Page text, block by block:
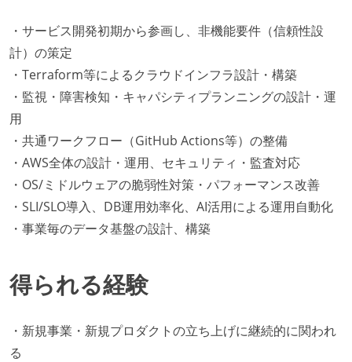
・サービス開発初期から参画し、非機能要件（信頼性設
計）の策定
・Terraform等によるクラウドインフラ設計・構築
・監視・障害検知・キャパシティプランニングの設計・運
用
・共通ワークフロー（GitHub Actions等）の整備
・AWS全体の設計・運用、セキュリティ・監査対応
・OS/ミドルウェアの脆弱性対策・パフォーマンス改善
・SLI/SLO導入、DB運用効率化、AI活用による運用自動化
・事業毎のデータ基盤の設計、構築
得られる経験
・新規事業・新規プロダクトの立ち上げに継続的に関われ
る